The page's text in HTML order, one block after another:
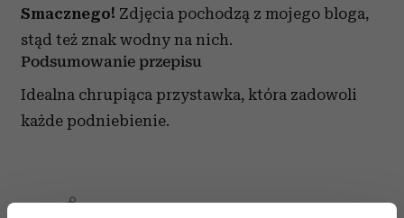
Smacznego! Zdjęcia pochodzą z mojego bloga,
stąd też znak wodny na nich.
Podsumowanie przepisu
Idealna chrupiąca przystawka, która zadowoli
każde podniebienie.